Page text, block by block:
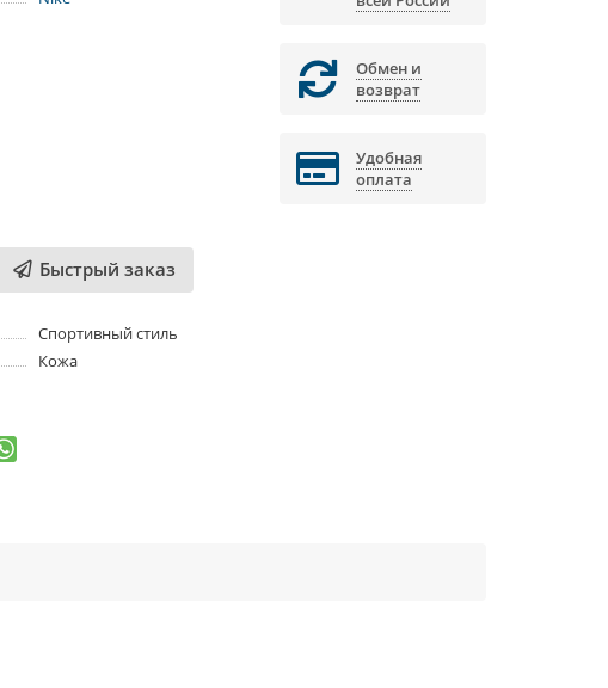
Быстрый заказ
Спортивный стиль
Кожа
Обмен и
возврат
Удобная
оплата